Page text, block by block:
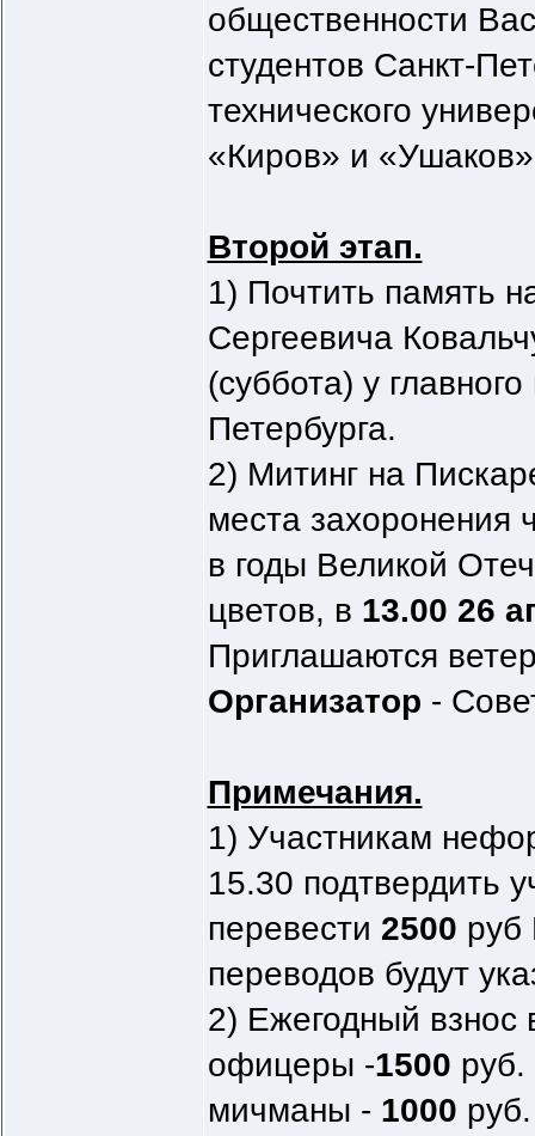
общественности
студентов Санкт-
технического
«Киров» и
Второй этап.
1) Почтить память
Сергеевича
(суббота) у
Петербурга.
2) Митинг на
места захоронения
в годы Великой
цветов, в 13.00 26
Приглашаются
Организатор -
Примечания.
1) Участникам
15.30 подтвердить
перевести 2500 руб
переводов будут
2) Ежегодный взнос
офицеры -1500 руб.
мичманы - 1000 руб.